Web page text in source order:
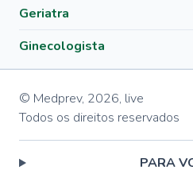
Geriatra
Ginecologista
© Medprev, 2026, live
Todos os direitos reservados
PARA